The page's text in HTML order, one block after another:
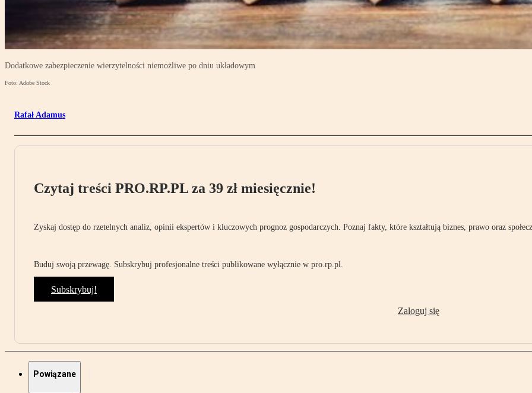
Dodatkowe zabezpieczenie wierzytelności niemożliwe po dniu układowym
Foto: Adobe Stock
Rafał Adamus
Czytaj treści PRO.RP.PL za 39 zł miesięcznie!
Zyskaj dostęp do rzetelnych analiz, opinii ekspertów i kluczowych prognoz gospodarczych. Poznaj fakty, które kształtują biznes, prawo oraz
Buduj swoją przewagę. Subskrybuj profesjonalne treści publikowane wyłącznie w pro.rp.pl.
Subskrybuj!
Zaloguj się
Powiązane